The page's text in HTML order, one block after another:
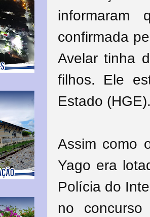
confirmada
Avelar tinha
filhos. Ele
Estado
Assim como
Yago era
Polícia do
no